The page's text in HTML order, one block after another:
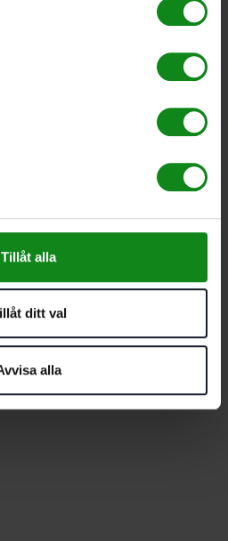
Tillåt alla
ditt val
alla
tillbehör, infästning och
en fysisk butik och
samt en e-handel för hela
service av
erfarenhet.